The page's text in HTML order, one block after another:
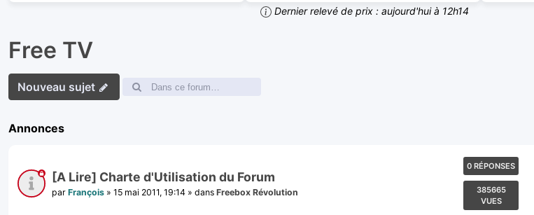
Dernier relevé de prix : aujourd'hui à 12h14
Free TV
Nouveau sujet
Annonces
[A Lire] Charte d'Utilisation du Forum
par François » 15 mai 2011, 19:14 » dans Freebox Révolution
0 RÉPONSES
385665
VUES